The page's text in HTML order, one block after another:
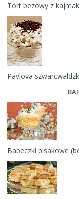
Tort bezowy z
Pavlova
Babeczki pisakowe